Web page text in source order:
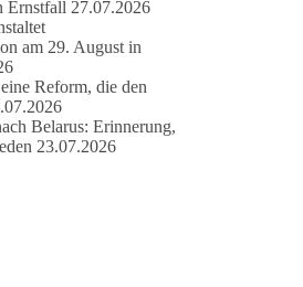
Auf Facebook ansehen
Antrag nicht besser
Ernstfall 27.07.2026
am 29. August in
Reform, die den
Belarus: Erinnerung,
23.07.2026